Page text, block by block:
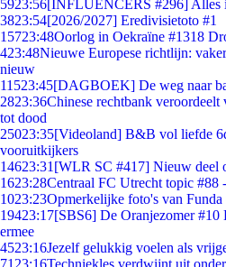
5923:56[INFLUENCERS #296] Alles
3823:54[2026/2027] Eredivisietoto #1
15723:48Oorlog in Oekraïne #1318
423:48Nieuwe Europese richtlijn:
nieuw
11523:45[DAGBOEK] De weg naar
2823:36Chinese rechtbank
tot dood
25023:35[Videoland] B&B vol liefde
vooruitkijkers
14623:31 [WLR SC #417] Nieuw deel
1623:28Centraal FC Utrecht topic #88
1023:23Opmerkelijke foto's van Funda
19423:17[SBS6] De Oranjezomer #10
ermee
4523:16Jezelf gelukkig voelen als
71 23:16Techniekles verdwijnt uit